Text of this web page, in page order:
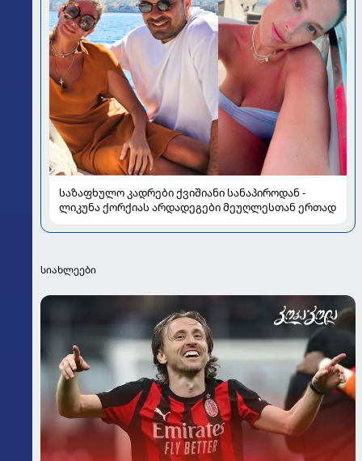
საზაფხულო კადრები ქვიშიანი სანაპიროდან -
ლიკუნა ქორქიას არდადეგები მეუღლესთან ერთად
სიახლეები